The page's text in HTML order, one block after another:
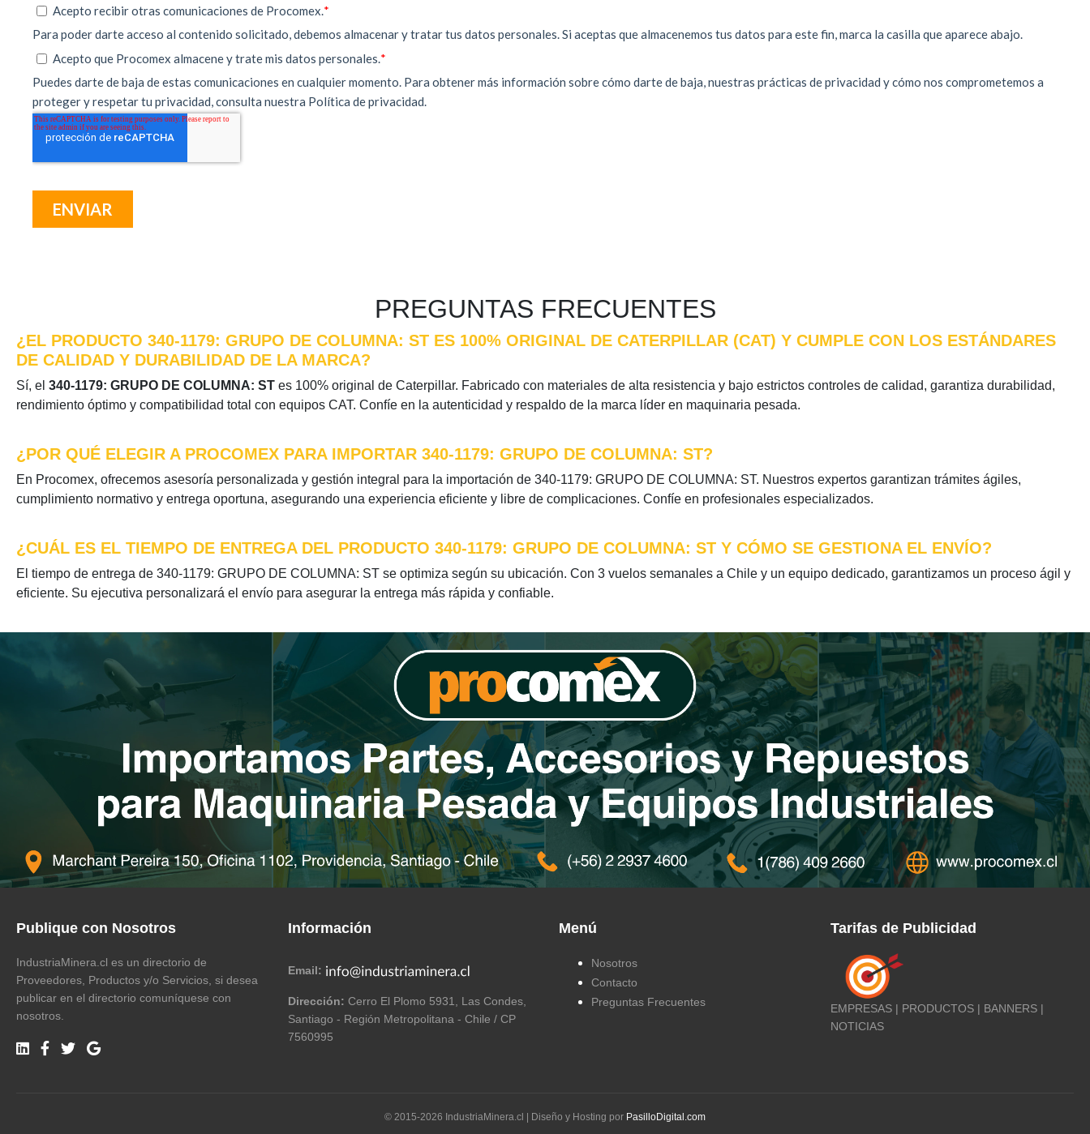
PREGUNTAS FRECUENTES
¿EL PRODUCTO 340-1179: GRUPO DE COLUMNA: ST ES 100% ORIGINAL DE CATERPILLAR (CAT) Y CUMPLE CON LOS ESTÁNDARES
DE CALIDAD Y DURABILIDAD DE LA MARCA?
Sí, el 340-1179: GRUPO DE COLUMNA: ST es 100% original de Caterpillar. Fabricado con materiales de alta resistencia y bajo estrictos controles de calidad, garantiza durabilidad,
rendimiento óptimo y compatibilidad total con equipos CAT. Confíe en la autenticidad y respaldo de la marca líder en maquinaria pesada.
¿POR QUÉ ELEGIR A PROCOMEX PARA IMPORTAR 340-1179: GRUPO DE COLUMNA: ST?
En Procomex, ofrecemos asesoría personalizada y gestión integral para la importación de 340-1179: GRUPO DE COLUMNA: ST. Nuestros expertos garantizan trámites ágiles,
cumplimiento normativo y entrega oportuna, asegurando una experiencia eficiente y libre de complicaciones. Confíe en profesionales especializados.
¿CUÁL ES EL TIEMPO DE ENTREGA DEL PRODUCTO 340-1179: GRUPO DE COLUMNA: ST Y CÓMO SE GESTIONA EL ENVÍO?
El tiempo de entrega de 340-1179: GRUPO DE COLUMNA: ST se optimiza según su ubicación. Con 3 vuelos semanales a Chile y un equipo dedicado, garantizamos un proceso ágil y
eficiente. Su ejecutiva personalizará el envío para asegurar la entrega más rápida y confiable.
Publique con Nosotros
IndustriaMinera.cl es un directorio de
Proveedores, Productos y/o Servicios, si desea
publicar en el directorio comuníquese con
nosotros.
Información
Email:
Dirección: Cerro El Plomo 5931, Las Condes,
Santiago - Región Metropolitana - Chile / CP
7560995
Menú
Nosotros
Contacto
Preguntas Frecuentes
Tarifas de Publicidad
EMPRESAS | PRODUCTOS | BANNERS |
NOTICIAS
© 2015-2026 IndustriaMinera.cl | Diseño y Hosting por PasilloDigital.com